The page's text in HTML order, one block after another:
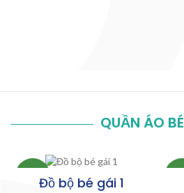
QUẦN ÁO
Đồ bộ bé gái 1